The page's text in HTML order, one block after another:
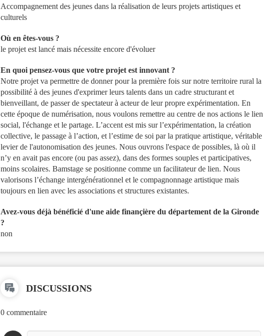
Accompagnement des jeunes dans la réalisation de leurs projets artistiques et
culturels
Où en êtes-vous ?
le projet est lancé mais nécessite encore d'évoluer
En quoi pensez-vous que votre projet est innovant ?
Notre projet va permettre de donner pour la première fois sur notre territoire rural la
possibilité à des jeunes d'exprimer leurs talents dans un cadre structurant et
bienveillant, de passer de spectateur à acteur de leur propre expérimentation. En
cette époque de numérisation, nous voulons remettre au centre de nos actions le lien
social, l'échange et le partage. L’accent est mis sur l’expérimentation, la création
collective, le passage à l’action, et l’estime de soi par la pratique artistique, véritable
levier de l'autonomisation des jeunes. Nous ouvrons l'espace de possibles, là où il
n’y en avait pas encore (ou pas assez), dans des formes souples et participatives,
moins scolaires. Bamstage se positionne comme un facilitateur de lien. Nous
valorisons l’échange intergénérationnel et le compagnonnage artistique mais
toujours en lien avec les associations et structures existantes.
Avez-vous déjà bénéficié d'une aide finançière du département de la Gironde
?
non
DISCUSSIONS
0 commentaire